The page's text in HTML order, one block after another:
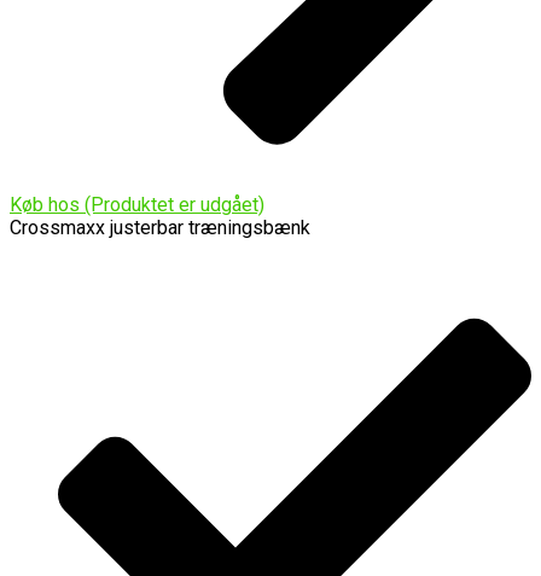
Køb hos (Produktet er udgået)
Crossmaxx justerbar træningsbænk